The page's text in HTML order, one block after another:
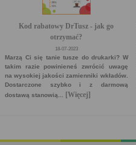
Kod rabatowy DrTusz - jak go
otrzymać?
18-07-2023
Marzą Ci się tanie tusze do drukarki? W
takim razie powinieneś zwrócić uwagę
na wysokiej jakości zamienniki wkładów.
Dostarczone szybko i z darmową
dostawą stanowią... [Więcej]